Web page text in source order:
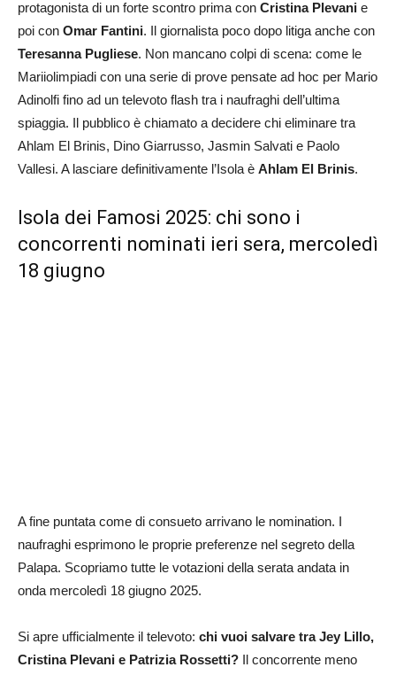
protagonista di un forte scontro prima con Cristina Plevani e
poi con Omar Fantini. Il giornalista poco dopo litiga anche con
Teresanna Pugliese. Non mancano colpi di scena: come le
Mariiolimpiadi con una serie di prove pensate ad hoc per Mario
Adinolfi fino ad un televoto flash tra i naufraghi dell’ultima
spiaggia. Il pubblico è chiamato a decidere chi eliminare tra
Ahlam El Brinis, Dino Giarrusso, Jasmin Salvati e Paolo
Vallesi. A lasciare definitivamente l’Isola è Ahlam El Brinis.
Isola dei Famosi 2025: chi sono i
concorrenti nominati ieri sera, mercoledì
18 giugno
A fine puntata come di consueto arrivano le nomination. I
naufraghi esprimono le proprie preferenze nel segreto della
Palapa. Scopriamo tutte le votazioni della serata andata in
onda mercoledì 18 giugno 2025.
Si apre ufficialmente il televoto: chi vuoi salvare tra Jey Lillo,
Cristina Plevani e Patrizia Rossetti? Il concorrente meno